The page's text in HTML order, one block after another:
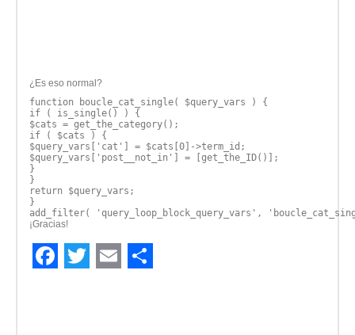
¿Es eso normal?
function boucle_cat_single( $query_vars ) {
if ( is_single() ) {
$cats = get_the_category();
if ( $cats ) {
$query_vars['cat'] = $cats[0]->term_id;
$query_vars['post__not_in'] = [get_the_ID()];
}
}
return $query_vars;
}
add_filter( 'query_loop_block_query_vars',
¡Gracias!